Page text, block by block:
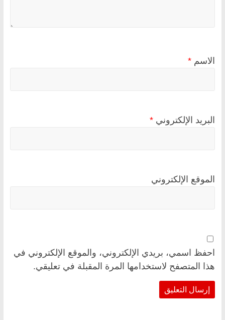
الاسم *
البريد الإلكتروني *
الموقع الإلكتروني
احفظ اسمي، بريدي الإلكتروني، والموقع الإلكتروني في
هذا المتصفح لاستخدامها المرة المقبلة في تعليقي.